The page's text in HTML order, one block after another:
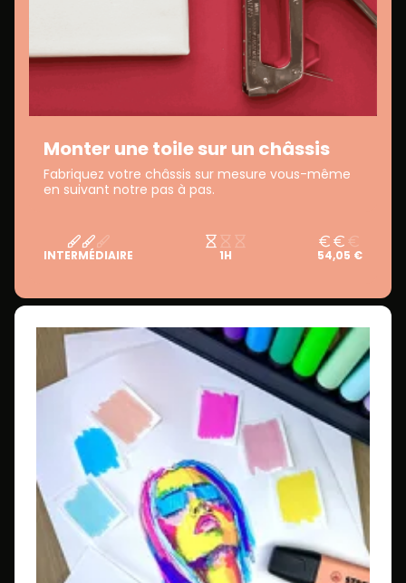
Monter une toile sur un châssis
Fabriquez votre châssis sur mesure vous-même
en suivant notre pas à pas.
INTERMÉDIAIRE 1H 54,05 €